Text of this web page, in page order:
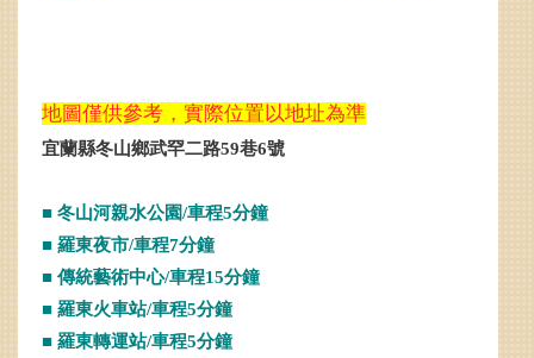
地圖僅供參考，實際位置以地址為準
宜蘭縣冬山鄉武罕二路59巷6號
■ 冬山河親水公園/車程5分鐘
■ 羅東夜市/車程7分鐘
■ 傳統藝術中心/車程15分鐘
■ 羅東火車站/車程5分鐘
■ 羅東轉運站/車程5分鐘